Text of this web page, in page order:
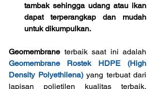
tambak sehingga udang atau ikan
dapat terperangkap dan mudah
untuk dikumpulkan.
Geomembrane
Geomembrane Rostek HDPE (High
Density Polyethilena) yang terbuat dari
lapisan polietilen kualitas terbaik,